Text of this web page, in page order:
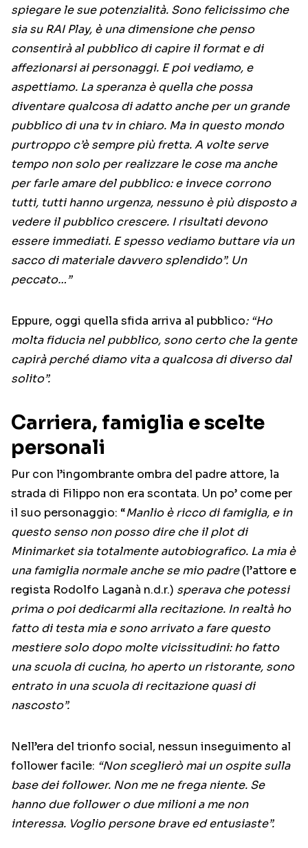
spiegare le sue potenzialità. Sono felicissimo che
sia su RAI Play, è una dimensione che penso
consentirà al pubblico di capire il format e di
affezionarsi ai personaggi. E poi vediamo, e
aspettiamo. La speranza è quella che possa
diventare qualcosa di adatto anche per un grande
pubblico di una tv in chiaro. Ma in questo mondo
purtroppo c’è sempre più fretta. A volte serve
tempo non solo per realizzare le cose ma anche
per farle amare del pubblico: e invece corrono
tutti, tutti hanno urgenza, nessuno è più disposto a
vedere il pubblico crescere. I risultati devono
essere immediati. E spesso vediamo buttare via un
sacco di materiale davvero splendido”. Un
peccato…”
Eppure, oggi quella sfida arriva al pubblico: “Ho
molta fiducia nel pubblico, sono certo che la gente
capirà perché diamo vita a qualcosa di diverso dal
solito”.
Carriera, famiglia e scelte
personali
Pur con l’ingombrante ombra del padre attore, la
strada di Filippo non era scontata. Un po’ come per
il suo personaggio: “Manlio è ricco di famiglia, e in
questo senso non posso dire che il plot di
Minimarket sia totalmente autobiografico. La mia è
una famiglia normale anche se mio padre(l’attore e
regista Rodolfo Laganà n.d.r.) sperava che potessi
prima o poi dedicarmi alla recitazione. In realtà ho
fatto di testa mia e sono arrivato a fare questo
mestiere solo dopo molte vicissitudini: ho fatto
una scuola di cucina, ho aperto un ristorante, sono
entrato in una scuola di recitazione quasi di
nascosto”.
Nell’era del trionfo social, nessun inseguimento al
follower facile: “Non sceglierò mai un ospite sulla
base dei follower. Non me ne frega niente. Se
hanno due follower o due milioni a me non
interessa. Voglio persone brave ed entusiaste”.